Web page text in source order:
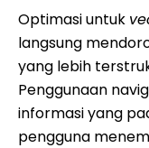
Optimasi untuk
langsung
yang lebih
Penggunaan
informasi yang
pengguna